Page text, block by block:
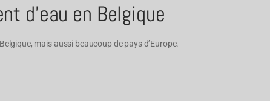
d'eau en Belgique
mais aussi beaucoup de pays d’Europe.